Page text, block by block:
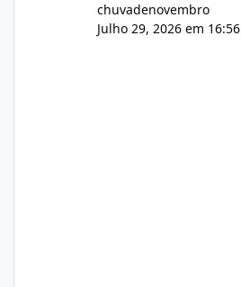
chuvadenovembro
Julho 29, 2026 em 16:56